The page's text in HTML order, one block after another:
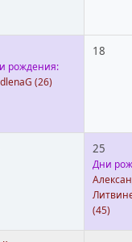
рождения:
(26)
18
25
Дни
(45)